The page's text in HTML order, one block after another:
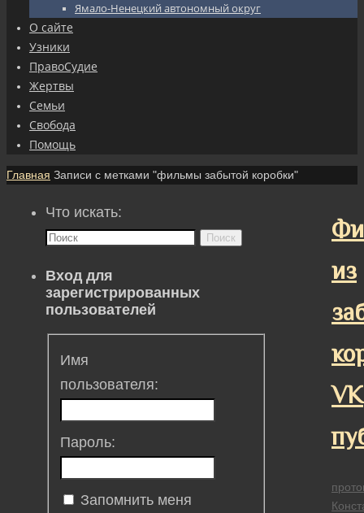
Ямало-Ненецкий автономный округ
О сайте
Узники
ПравоСудие
Жертвы
Семьи
Свобода
Помощь
Главная Записи с метками "фильмы забытой коробки"
из
VK
Что искать:
Поиск
Вход для
зарегистрированных
пользователей
Имя
пользователя:
Пароль:
Запомнить меня